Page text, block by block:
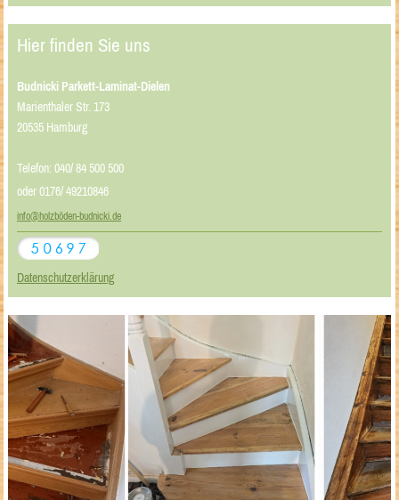
Hier finden Sie uns
Budnicki Parkett-Laminat-Dielen
Marienthaler Str. 173
20535 Hamburg
Telefon: 040/ 84 500 500
oder 0176/ 49210846
info@holzböden-budnicki.de
Datenschutzerklärung